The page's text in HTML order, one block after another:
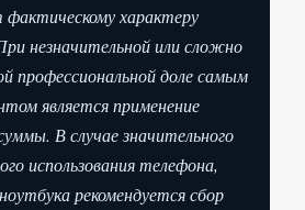
характеру
незначительной или сложно
профессиональной доле самым
является применение
В случае значительного
использования телефона,
рекомендуется сбор